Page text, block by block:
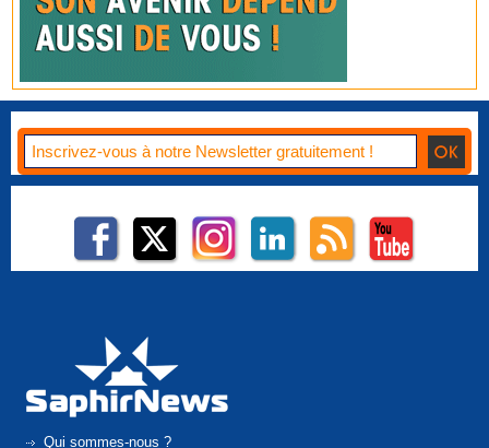
Qui sommes-nous ?